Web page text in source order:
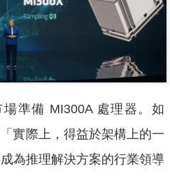
準備 MI300A 處理器。如
實際上，得益於架構上的一
為推理解決方案的行業領導